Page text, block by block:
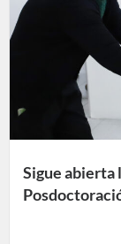
Sigue abierta